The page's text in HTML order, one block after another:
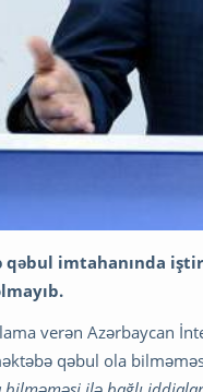
qəbul imtahanında
verən Azərbaycan
qəbul ola